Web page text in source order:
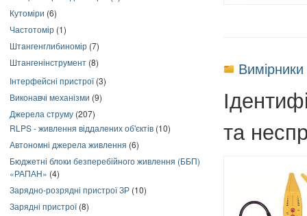
Кутоміри (6)
Частотомір (1)
Штангенглибиномір (7)
Штангенінструмент (8)
Інтерфейсні пристрої(3)
Виконавчі механізми (9)
Джерела струму (207)
RLPS - живлення віддалених об'єктів (10)
Автономні джерела живлення (6)
Бюджетні блоки безперебійного живлення (ББП)
«РАПАН» (4)
Зарядно-розрядні пристрої ЗР (10)
Зарядні пристрої(8)
та